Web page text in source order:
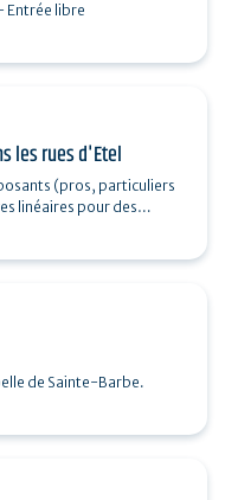
Entrée libre
les rues d'Etel
(pros, particuliers
et…
de Sainte-Barbe.